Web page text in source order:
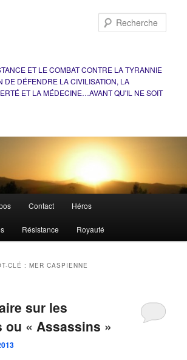
ET LE COMBAT CONTRE LA TYRANNIE
DE DÉFENDRE LA CIVILISATION, LA
ET LA MÉDECINE…AVANT QU'IL NE SOIT
Contact Héros
Résistance Royauté
CLÉ :MER CASPIENNE
sur les
ou « Assassins »